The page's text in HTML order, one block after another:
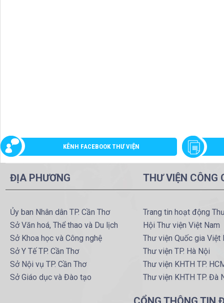
KÊNH FACEBOOK THƯ VIỆN
ĐỊA PHƯƠNG
Ủy ban Nhân dân TP. Cần Thơ
Sở Văn hoá, Thể thao và Du lịch
Sở Khoa học và Công nghệ
Sở Y Tế TP. Cần Thơ
Sở Nội vụ TP. Cần Thơ
Sở Giáo dục và Đào tạo
THƯ VIỆN CÔNG
Trang tin hoạt động
Hội Thư viện Việt Nam
Thư viện Quốc gia Việt
Thư viện TP. Hà Nội
Thư viện KHTH TP.
Thư viện KHTH TP. Đà